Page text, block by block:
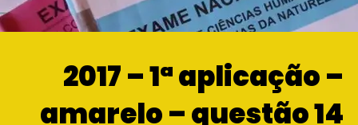
2017 – 1ª aplicação –
amarelo – questão 14